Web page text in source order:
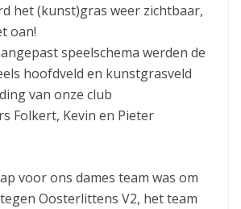
het (kunst)gras weer zichtbaar,
oan!
speelschema werden de
hoofdveld en kunstgrasveld
van onze club
Folkert, Kevin en Pieter
voor ons dames team was om
Oosterlittens V2, het team